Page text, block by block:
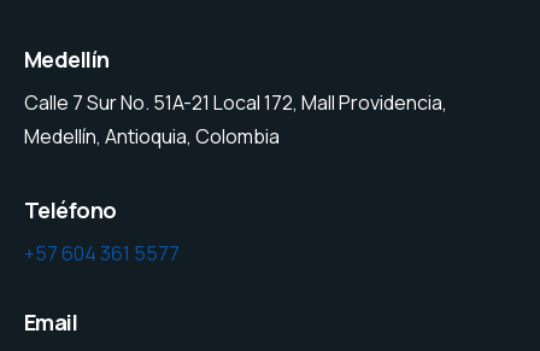
Medellín
Calle 7 Sur No. 51A-21 Local 172, Mall Providencia,
Medellín, Antioquia, Colombia
Teléfono
+57 604 361 5577
Email